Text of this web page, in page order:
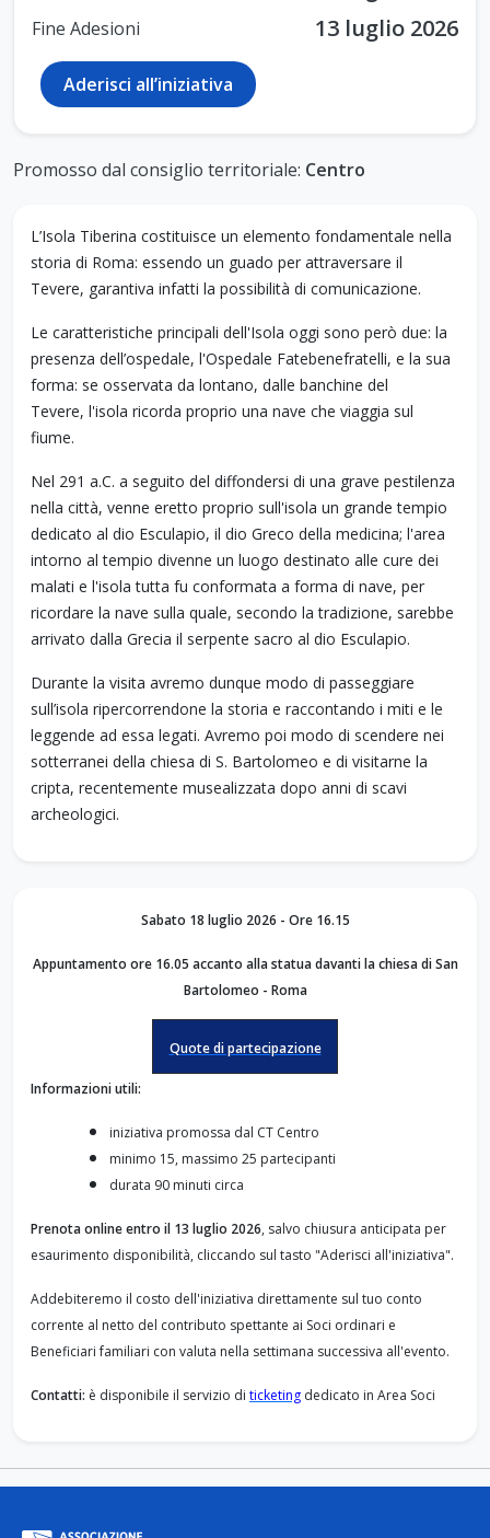
Fine Adesioni 13 luglio 2026
Aderisci all’iniziativa
Promosso dal consiglio territoriale: Centro
L’Isola Tiberina costituisce un elemento fondamentale nella
storia di Roma: essendo un guado per attraversare il
Tevere, garantiva infatti la possibilità di comunicazione.
Le caratteristiche principali dell'Isola oggi sono però due: la
presenza dell’ospedale, l'Ospedale Fatebenefratelli, e la sua
forma: se osservata da lontano, dalle banchine del
Tevere, l'isola ricorda proprio una nave che viaggia sul
fiume.
Nel 291 a.C. a seguito del diffondersi di una grave pestilenza
nella città, venne eretto proprio sull'isola un grande tempio
dedicato al dio Esculapio, il dio Greco della medicina; l'area
intorno al tempio divenne un luogo destinato alle cure dei
malati e l'isola tutta fu conformata a forma di nave, per
ricordare la nave sulla quale, secondo la tradizione, sarebbe
arrivato dalla Grecia il serpente sacro al dio Esculapio.
Durante la visita avremo dunque modo di passeggiare
sull’isola ripercorrendone la storia e raccontando i miti e le
leggende ad essa legati. Avremo poi modo di scendere nei
sotterranei della chiesa di S. Bartolomeo e di visitarne la
cripta, recentemente musealizzata dopo anni di scavi
archeologici.
Sabato 18 luglio 2026 - Ore 16.15
Appuntamento ore 16.05 accanto alla statua davanti la chiesa di San
Bartolomeo - Roma
Quote di partecipazione
Informazioni utili:
iniziativa promossa dal CT Centro
minimo 15, massimo 25 partecipanti
durata 90 minuti circa
Prenota online entro il 13 luglio 2026, salvo chiusura anticipata per
esaurimento disponibilità, cliccando sul tasto "Aderisci all'iniziativa".
Addebiteremo il costo dell'iniziativa direttamente sul tuo conto
corrente al netto del contributo spettante ai Soci ordinari e
Beneficiari familiari con valuta nella settimana successiva all'evento.
Contatti: è disponibile il servizio di ticketing dedicato in Area Soci